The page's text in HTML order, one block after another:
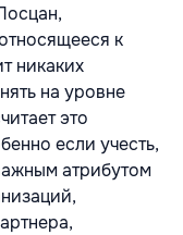
к
никаких
на уровне
это
если учесть,
атрибутом